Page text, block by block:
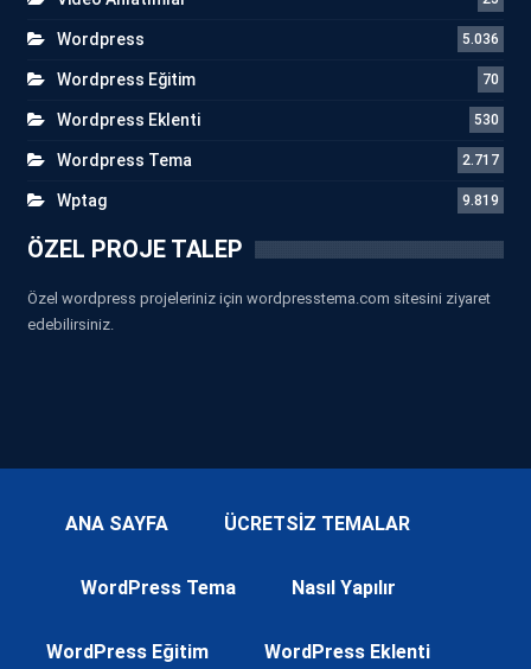
Wordpress 5.036
Wordpress Eğitim 70
Wordpress Eklenti 530
Wordpress Tema 2.717
Wptag 9.819
ÖZEL PROJE TALEP
Özel wordpress projeleriniz için wordpresstema.com sitesini ziyaret
edebilirsiniz.
ANA SAYFA ÜCRETSİZ TEMALAR
WordPress Tema Nasıl Yapılır
WordPress Eğitim WordPress Eklenti